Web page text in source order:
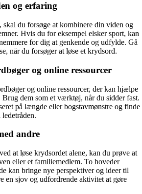
og erfaring
skal du forsøge at kombinere din viden og
Hvis du for eksempel elsker sport, kan
for dig at genkende og udfylde. Gå
når du forsøger at løse et krydsord.
og online ressourcer
og online ressourcer, der kan hjælpe
dem som et værktøj, når du sidder fast.
på længde eller bogstavmønstre og finde
andre
at løse krydsordet alene, kan du prøve at
eller et familiemedlem. To hoveder
kan bringe nye perspektiver og ideer til
en sjov og udfordrende aktivitet at gøre